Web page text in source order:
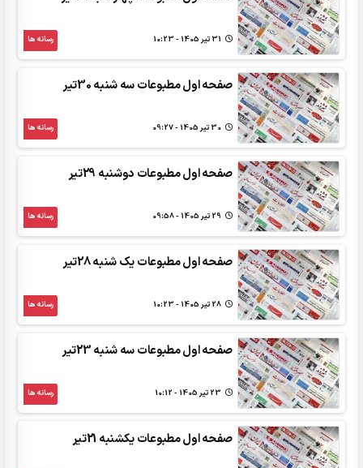
رسانه ها
صفحه اول مطبوعات سه شنبه 30تیر
رسانه ها
صفحه اول مطبوعات دوشنبه 29تیر
رسانه ها
صفحه اول مطبوعات یک شنبه 28تیر
رسانه ها
صفحه اول مطبوعات سه شنبه 23تیر
رسانه ها
صفحه اول مطبوعات یکشنبه 21تیر